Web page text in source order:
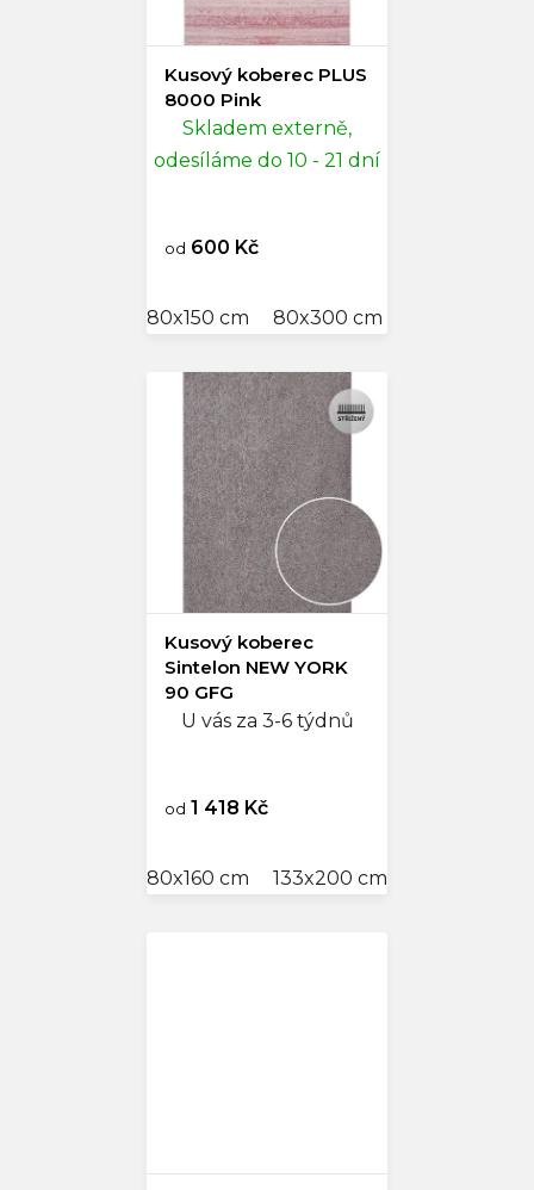
Kusový koberec PLUS
8000 Pink
Skladem externě,
odesíláme do 10 - 21 dní
od 600 Kč
80x150 cm 80x300 cm
Kusový koberec
Sintelon NEW YORK
90 GFG
U vás za 3-6 týdnů
od 1 418 Kč
80x160 cm 133x200 cm